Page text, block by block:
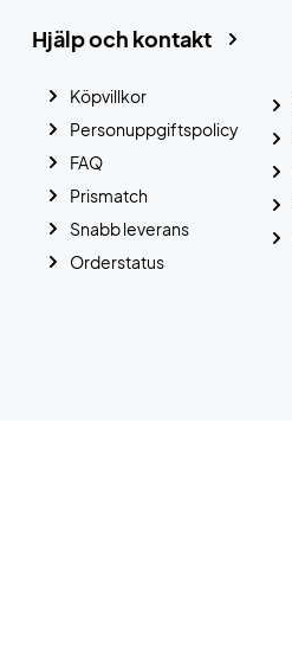
Hjälp och kontakt
Köpvillkor
Personuppgiftspolicy
FAQ
Prismatch
Snabb leverans
Orderstatus